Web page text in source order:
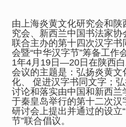
由上海炎黄文化研究会和陕
究会、新西兰中国书法家协
联合主办的第十四次汉字书
会暨“中华汉字节”筹备工作
1年4月19日—20日在陕西
会议的主题是：弘扬炎黄文
化、 促进汉字书同文字；
讨论和落实由中国和新西兰
于秦皇岛举行的第十二次汉
研讨会上提出并通过的设立
节”联合倡议。